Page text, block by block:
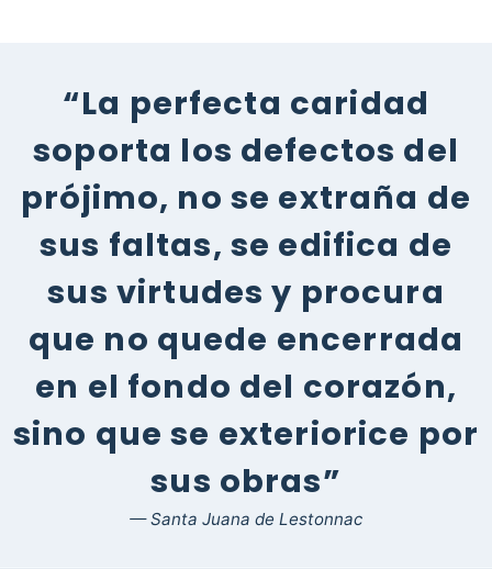
“La perfecta caridad
soporta los defectos del
prójimo, no se extraña de
sus faltas, se edifica de
sus virtudes y procura
que no quede encerrada
en el fondo del corazón,
sino que se exteriorice por
sus obras”
— Santa Juana de Lestonnac